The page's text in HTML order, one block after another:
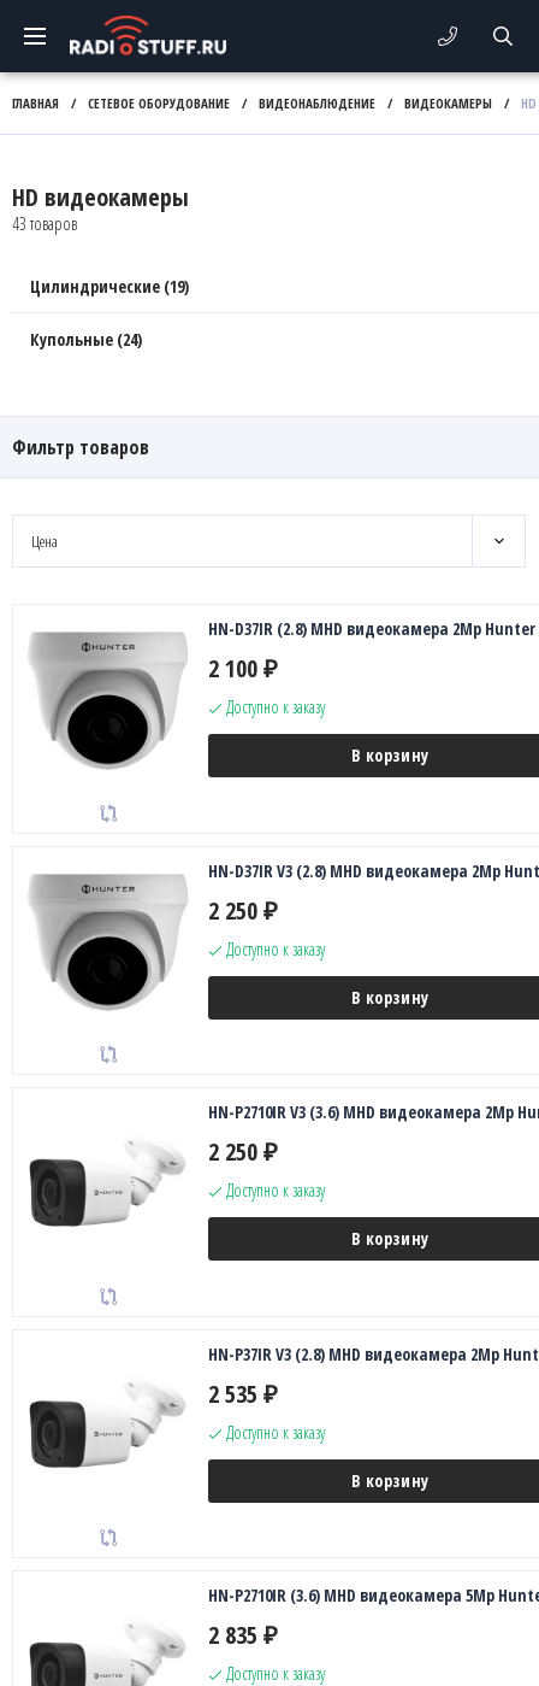
ГЛАВНАЯ / СЕТЕВОЕ ОБОРУДОВАНИЕ / ВИДЕОНАБЛЮДЕНИЕ / ВИДЕОКАМЕРЫ /
HD видеокамеры
43 товаров
Цилиндрические (19)
Купольные (24)
Фильтр товаров
Цена
HN-D37IR (2.8) MHD видеокамера 2Mp Hunter
2 100 ₽
Доступно к заказу
В корзину
HN-D37IR V3 (2.8) MHD видеокамера 2Mp
2 250 ₽
Доступно к заказу
В корзину
HN-P2710IR V3 (3.6) MHD видеокамера 2Mp
2 250 ₽
Доступно к заказу
В корзину
HN-P37IR V3 (2.8) MHD видеокамера 2Mp
2 535 ₽
Доступно к заказу
В корзину
HN-P2710IR (3.6) MHD видеокамера 5Mp
2 835 ₽
Доступно к заказу